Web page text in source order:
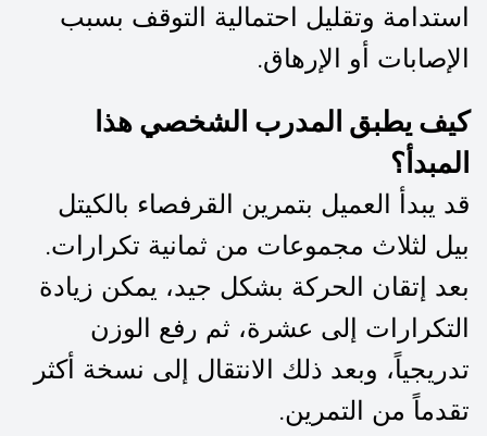
استدامة وتقليل احتمالية التوقف بسبب
الإصابات أو الإرهاق.
كيف يطبق المدرب الشخصي هذا
المبدأ؟
قد يبدأ العميل بتمرين القرفصاء بالكيتل
بيل لثلاث مجموعات من ثمانية تكرارات.
بعد إتقان الحركة بشكل جيد، يمكن زيادة
التكرارات إلى عشرة، ثم رفع الوزن
تدريجياً، وبعد ذلك الانتقال إلى نسخة أكثر
تقدماً من التمرين.